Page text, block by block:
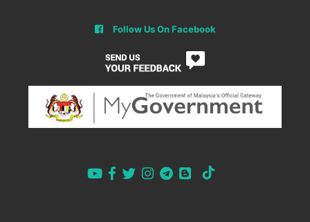
Follow Us On Facebook